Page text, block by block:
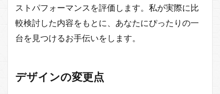
ストパフォーマンスを評価します。私が実際に比
較検討した内容をもとに、あなたにぴったりの一
台を見つけるお手伝いをします。
デザインの変更点